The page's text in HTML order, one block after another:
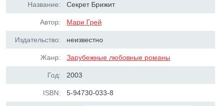
Название: Секрет Брижит
Автор: Мари Грей
Издательство: неизвестно
Жанр: Зарубежные любовные романы
Год: 2003
ISBN: 5-94730-033-8